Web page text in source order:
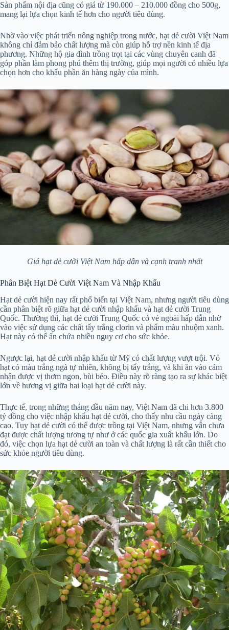
Sản phẩm nội địa cũng có giá từ 190.000 – 210.000 đồng cho 500g,
mang lại lựa chọn kinh tế hơn cho người tiêu dùng.
Nhờ vào việc phát triển nông nghiệp trong nước, hạt dẻ cười Việt Nam
không chỉ đảm bảo chất lượng mà còn giúp hỗ trợ nền kinh tế địa
phương. Những hộ gia đình trồng trọt tại các vùng chuyên canh đã
góp phần làm phong phú thêm thị trường, giúp mọi người có nhiều lựa
chọn hơn cho khẩu phần ăn hàng ngày của mình.
Giá hạt dẻ cười Việt Nam hấp dẫn và cạnh tranh nhất
Phân Biệt Hạt Dẻ Cười Việt Nam Và Nhập Khẩu
Hạt dẻ cười hiện nay rất phổ biến tại Việt Nam, nhưng người tiêu dùng
cần phân biệt rõ giữa hạt dẻ cười nhập khẩu và hạt dẻ cười Trung
Quốc. Thường thì, hạt dẻ cười Trung Quốc có vẻ ngoài hấp dẫn nhờ
vào việc sử dụng các chất tẩy trắng clorin và phẩm màu nhuộm xanh.
Hạt này có thể ẩn chứa nhiều nguy cơ cho sức khỏe.
Ngược lại, hạt dẻ cười nhập khẩu từ Mỹ có chất lượng vượt trội. Vỏ
hạt có màu trắng ngà tự nhiên, không bị tẩy trắng, và khi ăn vào cảm
nhận được vị thơm ngon, bùi béo. Điều này rõ ràng tạo ra sự khác biệt
lớn về hương vị giữa hai loại hạt dẻ cười này.
Thực tế, trong những tháng đầu năm nay, Việt Nam đã chi hơn 3.800
tỷ đồng cho việc nhập khẩu hạt dẻ cười, cho thấy nhu cầu ngày càng
cao. Tuy hạt dẻ cười có thể được trồng tại Việt Nam, nhưng vẫn chưa
đạt được chất lượng tương tự như ở các quốc gia xuất khẩu lớn. Do
đó, việc chọn lựa hạt dẻ cười an toàn và chất lượng là rất cần thiết cho
sức khỏe người tiêu dùng.